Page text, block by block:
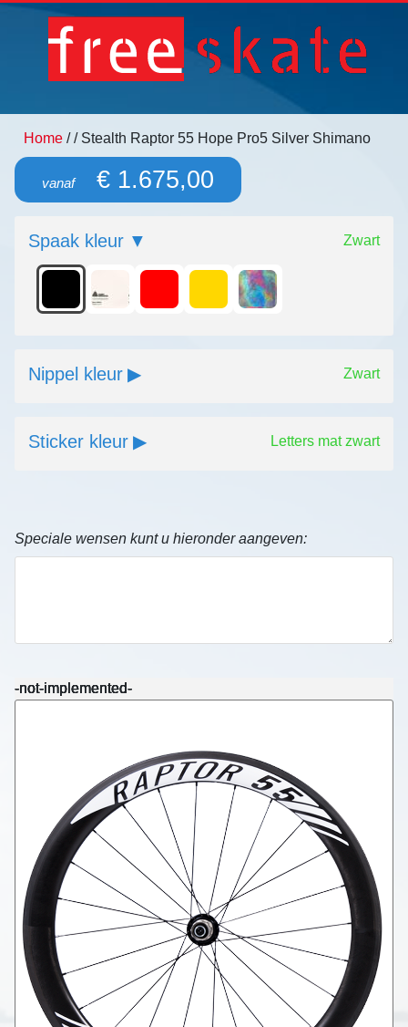
Home // Stealth Raptor 55 Hope Pro5 Silver Shimano
vanaf€ 1.675,00
Spaak kleur Zwart
Nippel kleur Zwart
Sticker kleur Letters mat zwart
Speciale wensen kunt u hieronder aangeven:
-not-implemented-
-not-implemented-
-not-implemented-
-not-implemented-